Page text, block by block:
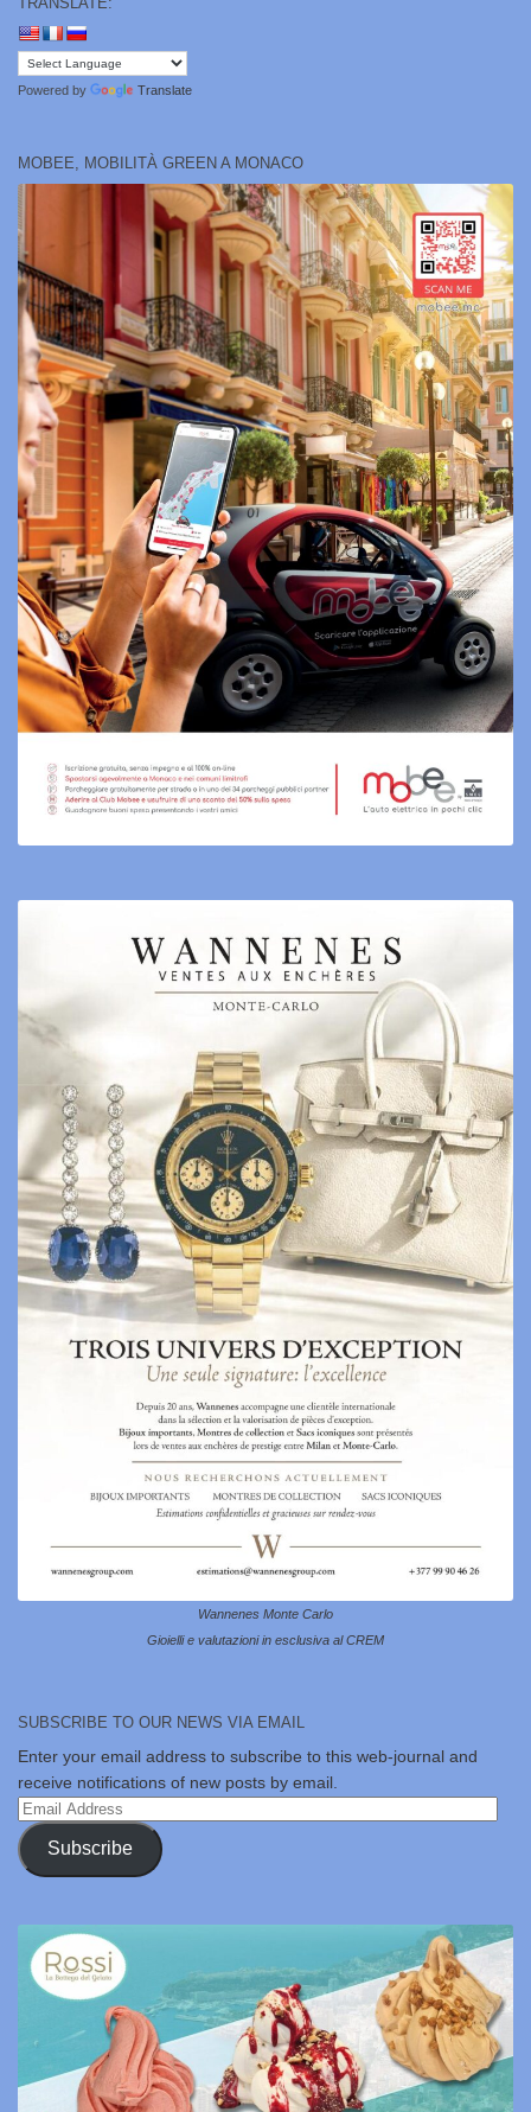
Powered by Translate
MOBEE, MOBILITÀ GREEN A MONACO
Wannenes Monte Carlo
Gioielli e valutazioni in esclusiva al CREM
SUBSCRIBE TO OUR NEWS VIA EMAIL
Enter your email address to subscribe to this web-journal and
receive notifications of new posts by email.
Email
Address
Subscribe